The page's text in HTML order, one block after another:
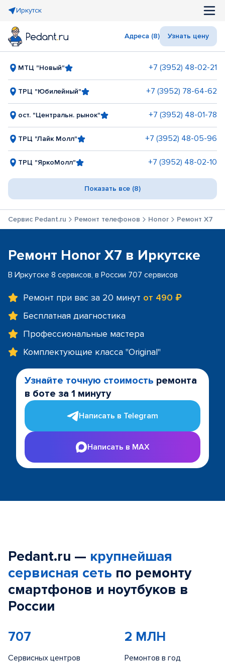
Иркутск
Адреса (8) Узнать цену
МТЦ "Новый" +7 (3952) 48-02-21
ТРЦ "Юбилейный" +7 (3952) 78-64-62
ост. "Центральн. рынок" +7 (3952) 48-01-78
ТРЦ "Лайк Молл" +7 (3952) 48-05-96
ТРЦ "ЯркоМолл" +7 (3952) 48-02-10
Показать все (8)
Сервис Pedant.ru Ремонт телефонов Honor Ремонт X7
Ремонт Honor X7 в Иркутске
В Иркутске 8 сервисов, в России 707 сервисов
Ремонт при вас за 20 минут от 490 ₽
Бесплатная диагностика
Профессиональные мастера
Комплектующие класса "Original"
Узнайте точную стоимость ремонта
в боте за 1 минуту
Написать в Telegram
Написать в MAX
Pedant.ru — крупнейшая
сервисная сеть по ремонту
смартфонов и ноутбуков в
России
707
Сервисных центров
2 МЛН
Ремонтов в год